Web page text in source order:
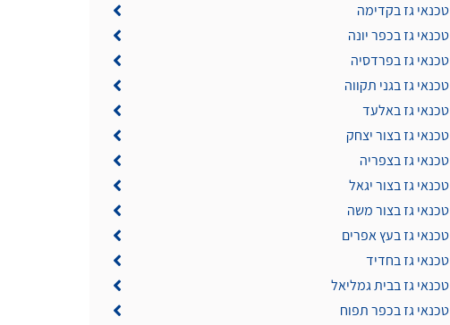
טכנאי גז בקדימה
טכנאי גז בכפר יונה
טכנאי גז בפרדסיה
טכנאי גז בגני תקווה
טכנאי גז באלעד
טכנאי גז בצור יצחק
טכנאי גז בצפריה
טכנאי גז בצור יגאל
טכנאי גז בצור משה
טכנאי גז בעץ אפרים
טכנאי גז בחדיד
טכנאי גז בבית גמליאל
טכנאי גז בכפר תפוח